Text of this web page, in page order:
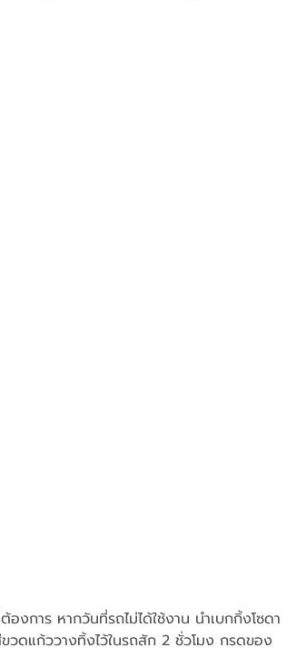
องการ หากวันที่รถไม่ได้ใช้งาน นำเบกกิ้งโซดา
ดแก้ววางทิ้งไว้ในรถสัก 2 ชั่วโมง กรดของ